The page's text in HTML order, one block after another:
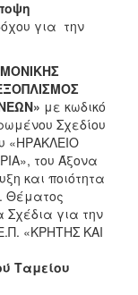
για την
με κωδικό
Σχεδίου
«ΗΡΑΚΛΕΙΟ
του Άξονα
και ποιότητα
Θέματος
για την
«ΚΡΗΤΗΣ ΚΑΙ
Ταμείου